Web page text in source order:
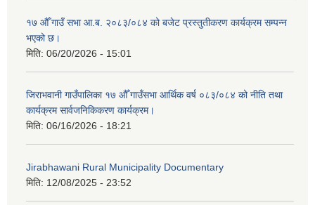
१७ औँ गाउँ सभा आ.ब. २०८३/०८४ को बजेट प्रस्तुतीकरण कार्यक्रम सम्पन्न
भएको छ।
मिति: 06/20/2026 - 15:01
जिराभवानी गाउँपालिका १७ औँ गाउँसभा आर्थिक वर्ष ०८३/०८४ को नीति तथा
कार्यक्रम सार्वजनिकिकरण कार्यक्रम।
मिति: 06/16/2026 - 18:21
Jirabhawani Rural Municipality Documentary
मिति: 12/08/2025 - 23:52